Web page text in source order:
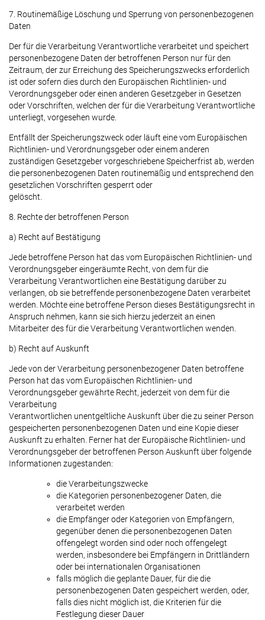
7. Routinemäßige Löschung und Sperrung von personenbezogenen
Daten
Der für die Verarbeitung Verantwortliche verarbeitet und speichert
personenbezogene Daten der betroffenen Person nur für den
Zeitraum, der zur Erreichung des Speicherungszwecks erforderlich
ist oder sofern dies durch den Europäischen Richtlinien- und
Verordnungsgeber oder einen anderen Gesetzgeber in Gesetzen
oder Vorschriften, welchen der für die Verarbeitung Verantwortliche
unterliegt, vorgesehen wurde.
Entfällt der Speicherungszweck oder läuft eine vom Europäischen
Richtlinien- und Verordnungsgeber oder einem anderen
zuständigen Gesetzgeber vorgeschriebene Speicherfrist ab, werden
die personenbezogenen Daten routinemäßig und entsprechend den
gesetzlichen Vorschriften gesperrt oder
gelöscht.
8. Rechte der betroffenen Person
a) Recht auf Bestätigung
Jede betroffene Person hat das vom Europäischen Richtlinien- und
Verordnungsgeber eingeräumte Recht, von dem für die
Verarbeitung Verantwortlichen eine Bestätigung darüber zu
verlangen, ob sie betreffende personenbezogene Daten verarbeitet
werden. Möchte eine betroffene Person dieses Bestätigungsrecht in
Anspruch nehmen, kann sie sich hierzu jederzeit an einen
Mitarbeiter des für die Verarbeitung Verantwortlichen wenden.
b) Recht auf Auskunft
Jede von der Verarbeitung personenbezogener Daten betroffene
Person hat das vom Europäischen Richtlinien- und
Verordnungsgeber gewährte Recht, jederzeit von dem für die
Verarbeitung
Verantwortlichen unentgeltliche Auskunft über die zu seiner Person
gespeicherten personenbezogenen Daten und eine Kopie dieser
Auskunft zu erhalten. Ferner hat der Europäische Richtlinien- und
Verordnungsgeber der betroffenen Person Auskunft über folgende
Informationen zugestanden:
die Verarbeitungszwecke
die Kategorien personenbezogener Daten, die
verarbeitet werden
die Empfänger oder Kategorien von Empfängern,
gegenüber denen die personenbezogenen Daten
offengelegt worden sind oder noch offengelegt
werden, insbesondere bei Empfängern in Drittländern
oder bei internationalen Organisationen
falls möglich die geplante Dauer, für die die
personenbezogenen Daten gespeichert werden, oder,
falls dies nicht möglich ist, die Kriterien für die
Festlegung dieser Dauer